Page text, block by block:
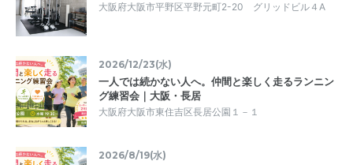
大阪府大阪市平野区平野元町2-20 グリッドビル４A
2026/12/23(水)
一人では続かない人へ。仲間と楽しく走るランニン
グ練習会｜大阪・長居
大阪府大阪市東住吉区長居公園１－１
2026/8/19(水)